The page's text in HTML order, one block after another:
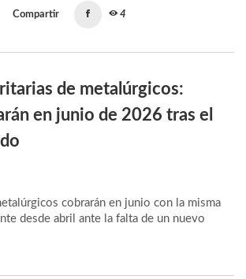
Compartir 4
de metalúrgicos:
en junio de 2026 tras el
cobrarán en junio con la misma
desde abril ante la falta de un nuevo